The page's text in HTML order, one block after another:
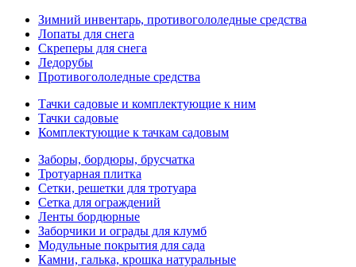
Зимний инвентарь, противогололедные средства
Лопаты для снега
Скреперы для снега
Ледорубы
Противогололедные средства
Тачки садовые и комплектующие к ним
Тачки садовые
Комплектующие к тачкам садовым
Заборы, бордюры, брусчатка
Тротуарная плитка
Сетки, решетки для тротуара
Сетка для ограждений
Ленты бордюрные
Заборчики и ограды для клумб
Модульные покрытия для сада
Камни, галька, крошка натуральные